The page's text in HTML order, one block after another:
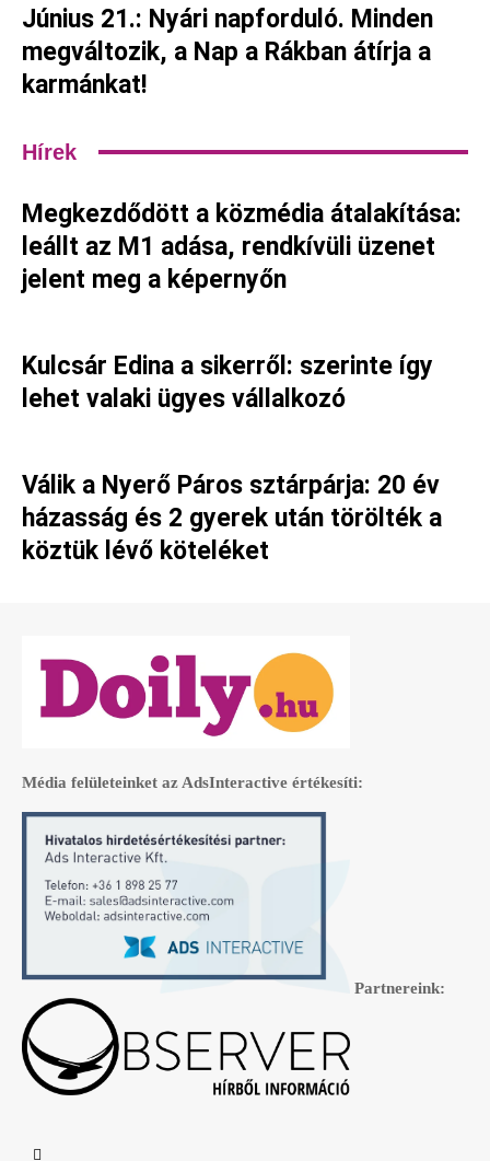
Június 21.: Nyári napforduló. Minden
megváltozik, a Nap a Rákban átírja a
karmánkat!
Hírek
Megkezdődött a közmédia átalakítása:
leállt az M1 adása, rendkívüli üzenet
jelent meg a képernyőn
Kulcsár Edina a sikerről: szerinte így
lehet valaki ügyes vállalkozó
Válik a Nyerő Páros sztárpárja: 20 év
házasság és 2 gyerek után törölték a
köztük lévő köteléket
Média felületeinket az AdsInteractive értékesíti:
Partnereink: